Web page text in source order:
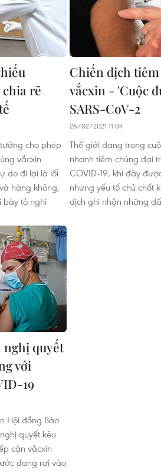
chia rẽ
cho phép
vắcxin
do đi lại là lối
hàng không,
bày tỏ nghi
Chiến dịch
vắcxin - 'Cuộc
SARS-CoV-2
26/02/2021 11:04
Thế giới đang trong
nhanh tiêm chủng đại
COVID-19, khi đây
những yếu tố chủ chốt
dịch ghi nhận những
nghị quyết
với
19
Hội đồng Bảo
quyết kêu
cận vắcxin
đang rơi vào